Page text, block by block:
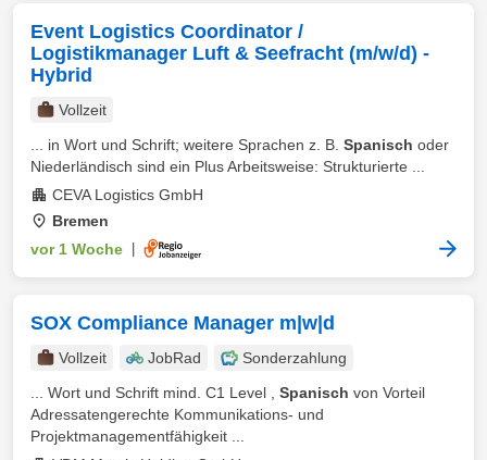
Event Logistics Coordinator /
Logistikmanager Luft & Seefracht (m/w/d) -
Hybrid
Vollzeit
... in Wort und Schrift; weitere Sprachen z. B. Spanisch oder
Niederländisch sind ein Plus Arbeitsweise: Strukturierte ...
CEVA Logistics GmbH
Bremen
vor 1 Woche
SOX Compliance Manager m|w|d
Vollzeit JobRad
Sonderzahlung
... Wort und Schrift mind. C1 Level , Spanisch von Vorteil
Adressatengerechte Kommunikations- und
Projektmanagementfähigkeit ...